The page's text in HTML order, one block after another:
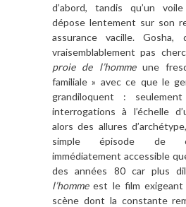
d’abord, tandis qu’un
dépose lentement sur son
assurance vacille. Gosha,
vraisemblablement pas
proie de l’hommeune
familiale » avec ce que le
grandiloquent :
interrogations à l’échelle
alors des allures
simple épisode de
immédiatement accessible
des années 80 car plus
l’hommeest le film exigeant
scène dont la constante